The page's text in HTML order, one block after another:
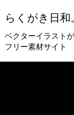
らくがき日和。
ベクターイラスト
フリー素材サイト